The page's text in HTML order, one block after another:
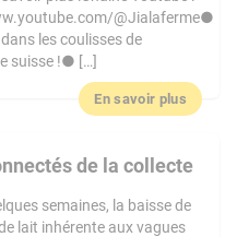
@Jialaferme●
les coulisses de
suisse !● […]
En savoir plus
de la collecte
semaines, la baisse de
lait inhérente aux vagues